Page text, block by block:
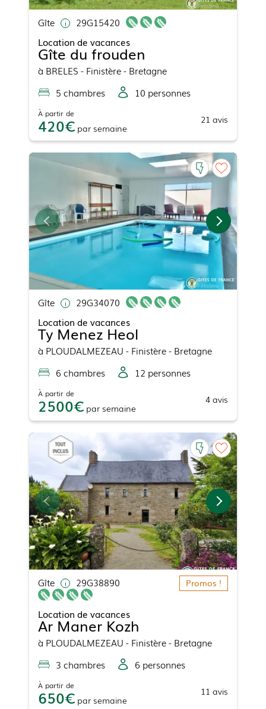
Gîte
29G15420
Location de vacances
Gîte du frouden
à BRELES - Finistère - Bretagne
5 chambres 10 personnes
À partir de
420 par semaine
21 avis
Gîte
29G34070
Location de vacances
Ty Menez Heol
à PLOUDALMEZEAU - Finistère - Bretagne
6 chambres 12 personnes
À partir de
2500 par semaine
4 avis
Gîte 29G38890 Promos !
Location de vacances
Ar Maner Kozh
à PLOUDALMEZEAU - Finistère - Bretagne
3 chambres 6 personnes
À partir de
650 par semaine
11 avis